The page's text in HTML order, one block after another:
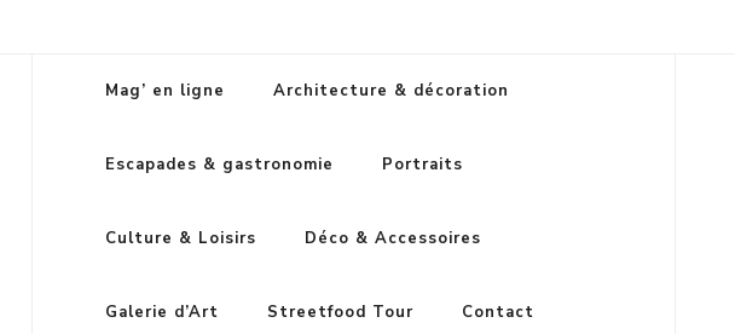
Mag’ en ligne Architecture & décoration
Escapades & gastronomie Portraits
Culture & Loisirs Déco & Accessoires
Galerie d’Art Streetfood Tour Contact